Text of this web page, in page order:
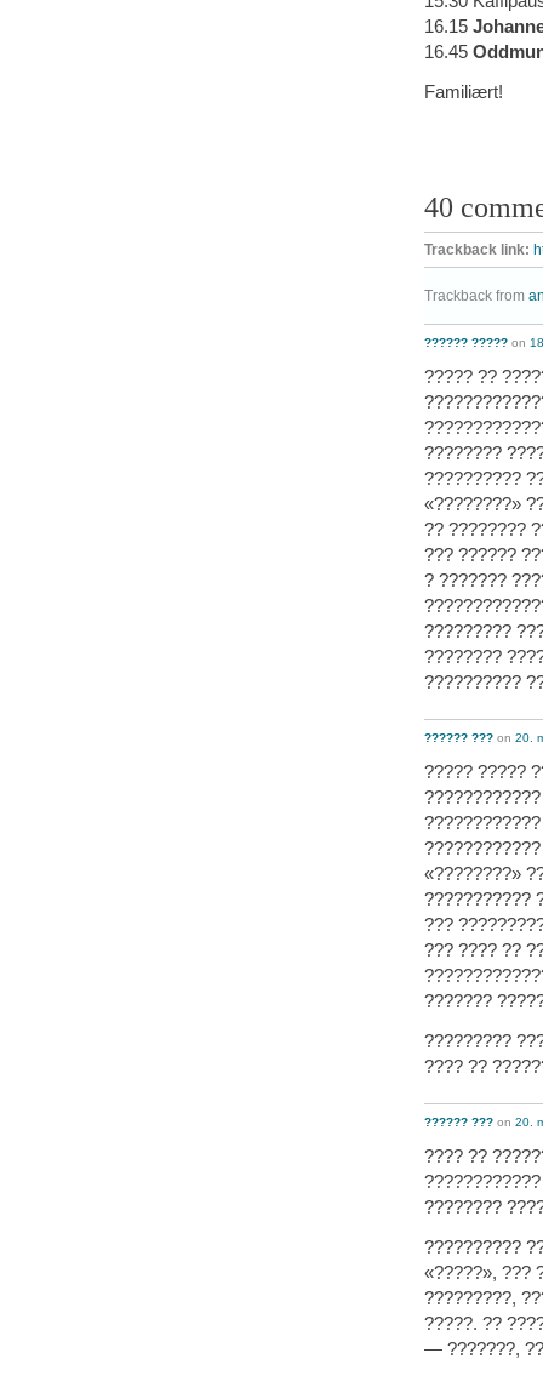
16.15
16.45
Familiært!
40
Trackback link:
Trackback from
?????? ????? on
????? ??
????????
??????????
«????????»
?? ????????
??? ??????
? ???????
?????????
????????
??????????
?????? ??? on 20.
????? ?????
«????????»
???????????
???
??? ???? ??
???????
?????????
???? ??
?????? ??? on 20.
???? ??
????????
??????????
«?????», ???
?????????,
?????. ??
— ???????,